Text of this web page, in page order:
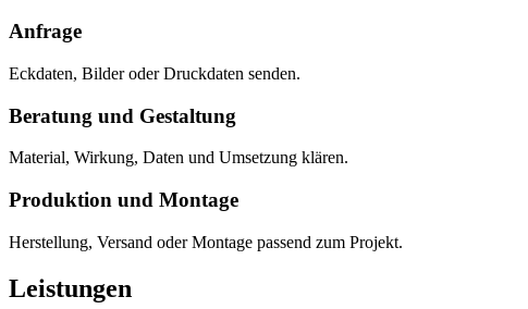
Anfrage
Eckdaten, Bilder oder Druckdaten senden.
Beratung und Gestaltung
Material, Wirkung, Daten und Umsetzung klären.
Produktion und Montage
Herstellung, Versand oder Montage passend zum Projekt.
Leistungen